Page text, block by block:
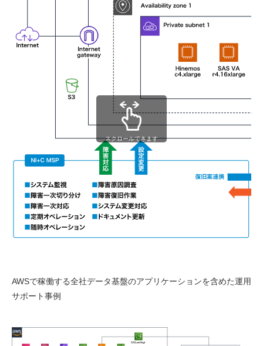
スクロールできます
AWSで稼働する全社データ基盤のアプリケーションを含めた運用
サポート事例